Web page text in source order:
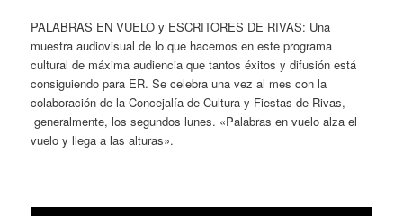
PALABRAS EN VUELO y ESCRITORES DE RIVAS: Una
muestra audiovisual de lo que hacemos en este programa
cultural de máxima audiencia que tantos éxitos y difusión está
consiguiendo para ER. Se celebra una vez al mes con la
colaboración de la Concejalía de Cultura y Fiestas de Rivas,
generalmente, los segundos lunes. «Palabras en vuelo alza el
vuelo y llega a las alturas».